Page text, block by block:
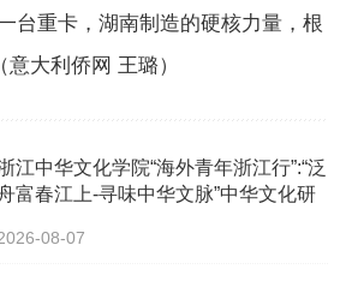
台重卡，湖南制造的硬核力量，根
大利侨网 王璐）
江中华文化学院“海外青年浙江行”:“泛
富春江上-寻味中华文脉”中华文化研
08-07